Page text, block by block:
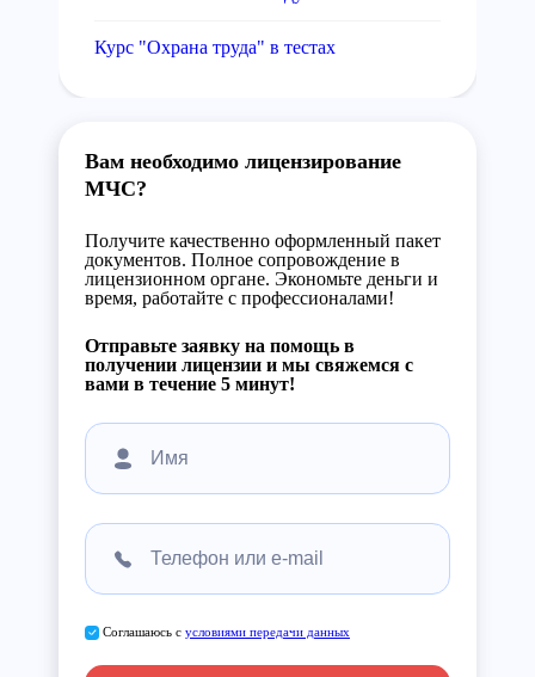
Курс "Охрана труда" в тестах
Вам необходимо лицензирование
МЧС?
Получите качественно оформленный пакет
документов. Полное сопровождение в
лицензионном органе. Экономьте деньги и
время, работайте с профессионалами!
Отправьте заявку на помощь в
получении лицензии и мы свяжемся с
вами в течение 5 минут!
Соглашаюсь с условиями передачи данных